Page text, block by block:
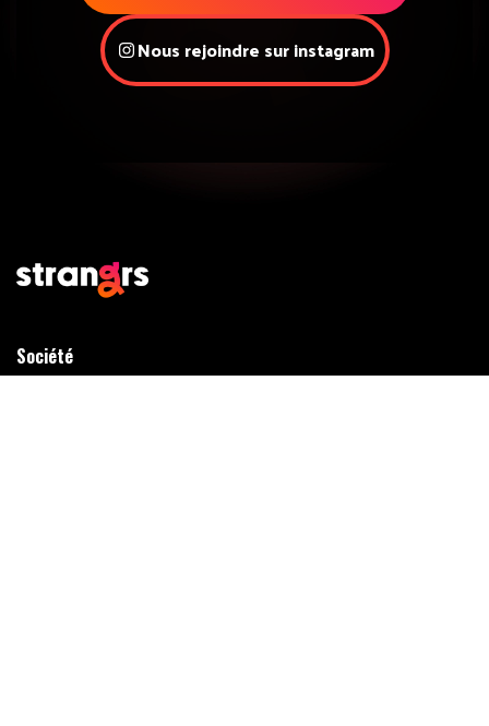
Nous rejoindre sur instagram
Société
Conditions générales